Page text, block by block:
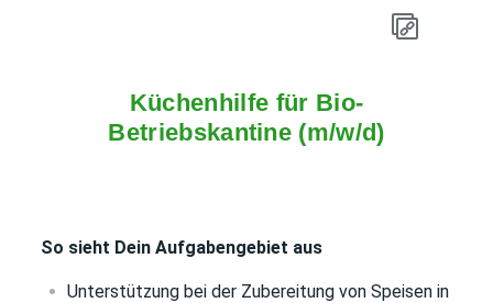
Küchenhilfe für Bio-
Betriebskantine (m/w/d)
So sieht Dein Aufgabengebiet aus
Unterstützung bei der Zubereitung von Speisen in